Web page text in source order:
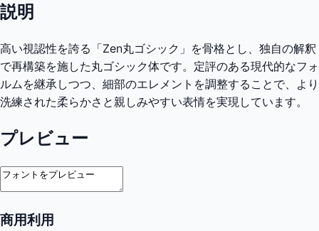
説明
高い視認性を誇る「Zen丸ゴシック」を骨格とし、独自の解釈
で再構築を施した丸ゴシック体です。定評のある現代的なフォ
ルムを継承しつつ、細部のエレメントを調整することで、より
洗練された柔らかさと親しみやすい表情を実現しています。
プレビュー
商用利用